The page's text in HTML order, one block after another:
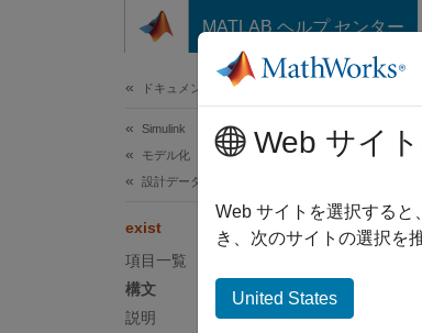
コンテンツへスキップ
MATLAB ヘルプ センター
ドキュメンテーションのホーム
Simulink
モデル化
設計データの管理
exist
項目一覧
構文
説明
Web サイ
Web サイトを選択する
き、次のサイトの選択を
United States